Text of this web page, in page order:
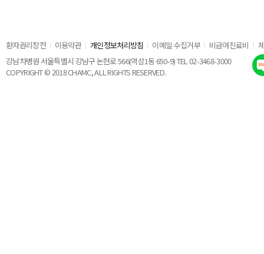
환자권리장전 이용약관 개인정보처리방침 이메일 수집거부 비급여진료비
강남차병원 서울특별시 강남구 논현로 566(역삼1동 650-9) TEL 02-3468-3000
COPYRIGHT © 2018 CHAMC, ALL RIGHTS RESERVED.